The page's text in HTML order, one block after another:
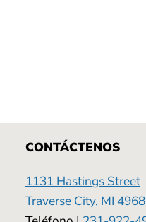
CONTÁCTENOS
1131 Hastings Street
Traverse City, MI